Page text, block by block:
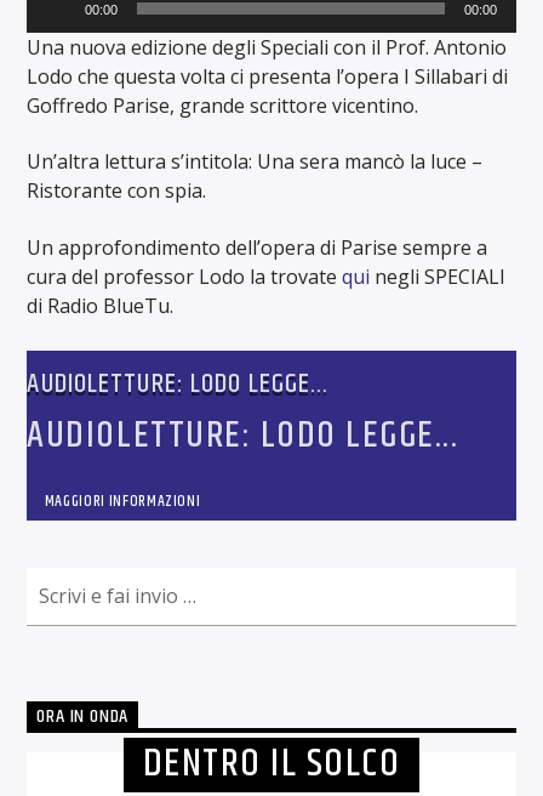
Player
00:00 00:00
Una nuova edizione degli Speciali con il Prof. Antonio
Lodo che questa volta ci presenta l’opera I Sillabari di
Goffredo Parise, grande scrittore vicentino.
Un’altra lettura s’intitola: Una sera mancò la luce –
Ristorante con spia.
Un approfondimento dell’opera di Parise sempre a
cura del professor Lodo la trovatequi negli SPECIALI
di Radio BlueTu.
AUDIOLETTURE: LODO LEGGE…
AUDIOLETTURE: LODO LEGGE...
MAGGIORI INFORMAZIONI
ORA IN ONDA
DENTRO IL SOLCO